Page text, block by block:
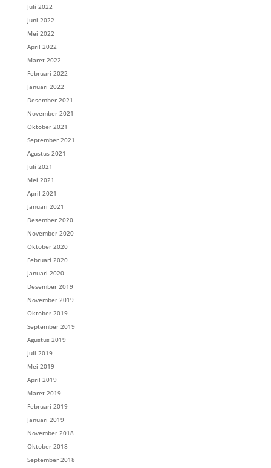
Juli 2022
Juni 2022
Mei 2022
April 2022
Maret 2022
Februari 2022
Januari 2022
Desember 2021
November 2021
Oktober 2021
September 2021
Agustus 2021
Juli 2021
Mei 2021
April 2021
Januari 2021
Desember 2020
November 2020
Oktober 2020
Februari 2020
Januari 2020
Desember 2019
November 2019
Oktober 2019
September 2019
Agustus 2019
Juli 2019
Mei 2019
April 2019
Maret 2019
Februari 2019
Januari 2019
November 2018
Oktober 2018
September 2018